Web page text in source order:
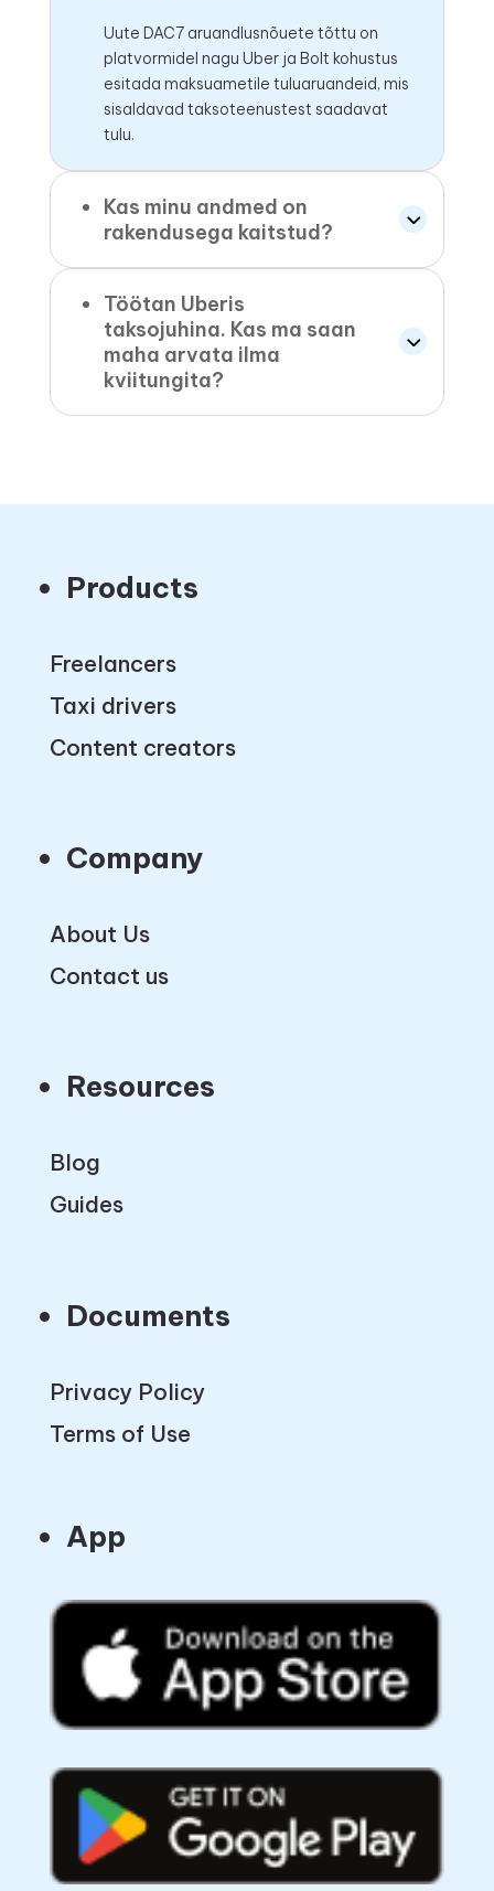
Uute DAC7 aruandlusnõuete tõttu on
platvormidel nagu Uber ja Bolt kohustus
esitada maksuametile tuluaruandeid, mis
sisaldavad taksoteenustest saadavat
tulu.
Kas minu andmed on
rakendusega kaitstud?
Töötan Uberis
taksojuhina. Kas ma saan
maha arvata ilma
kviitungita?
Products
Freelancers
Taxi drivers
Content creators
Company
About Us
Contact us
Resources
Blog
Guides
Documents
Privacy Policy
Terms of Use
App